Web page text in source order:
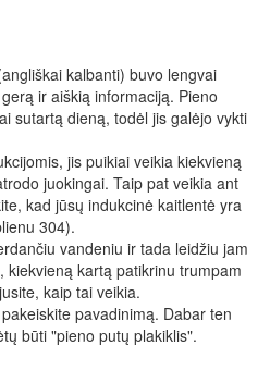
kalbanti) buvo lengvai
ir aiškią informaciją. Pieno
sutartą dieną, todėl jis galėjo vykti
jis puikiai veikia kiekvieną
juokingai. Taip pat veikia ant
kad jūsų indukcinė kaitlentė yra
304).
vandeniu ir tada leidžiu jam
kiekvieną kartą patikrinu trumpam
kaip tai veikia.
pavadinimą. Dabar ten
būti "pieno putų plakiklis".